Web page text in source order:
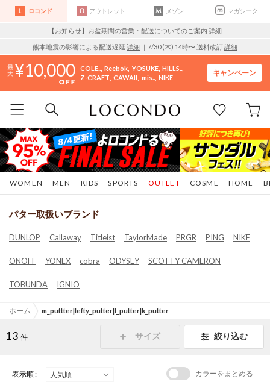
ロコンド アウトレット メゾン マガシーク
【お知らせ】お盆期間の営業・配送についてのご案内 詳細
熊本地震の影響による配送遅延 詳細 ｜7/30 (木) 14時〜 送料改訂詳細
10,000 COLE.. Reebok YOSUKE HILLS..
Z-CRAFT CAWAII mis.. NIKE
キャンペーン
WOMEN MEN KIDS SPORTS COSME HOME
OUTLET
パター取扱いブランド
DUNLOP Callaway Titleist TaylorMade PRGR PING NIKE
ONOFF YONEX cobra ODYSEY SCOTTY CAMERON
TOBUNDA IGNIO
ホーム m_puttter|lefty_putter|l_putter|k_putter
13 件 サイズ 絞り込む
表示順 : カラーをまとめる